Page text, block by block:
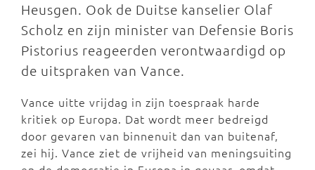
Heusgen. Ook de Duitse kanselier Olaf
Scholz en zijn minister van Defensie Boris
Pistorius reageerden verontwaardigd op
de uitspraken van Vance.
Vance uitte vrijdag in zijn toespraak harde
kritiek op Europa. Dat wordt meer bedreigd
door gevaren van binnenuit dan van buitenaf,
zei hij. Vance ziet de vrijheid van meningsuiting